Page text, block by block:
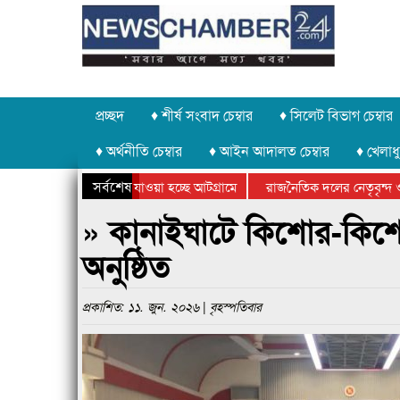
প্রচ্ছদ ♦ শীর্ষ সংবাদ চেম্বার ♦ সিলেট বিভাগ চেম্বার
♦ অর্থনীতি চেম্বার
♦ আইন আদালত চেম্বার ♦
সর্বশেষ
চুরি করে নিয়ে যাওয়া হচ্ছে আটগ্রামে রাজনৈতিক দলের নেতৃবৃন্দ ও
ক্রীড়া প্রতিযোগিতার পুরস্কার বিতরণ সম্পন্ন
সিলেটে বাংলাদেশ গ্রুপ
» কানাইঘাটে কিশোর-
অনুষ্ঠিত
প্রকাশিত: ১১. জুন. ২০২৬ | বৃহস্পতিবার